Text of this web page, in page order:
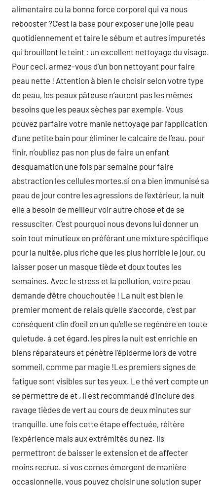
alimentaire ou la bonne force corporel qui va nous
rebooster ?C’est la base pour exposer une jolie peau
quotidiennement et taire le sébum et autres impuretés
qui brouillent le teint : un excellent nettoyage du visage.
Pour ceci, armez-vous d’un bon nettoyant pour faire
peau nette ! Attention à bien le choisir selon votre type
de peau, les peaux pâteuse n’auront pas les mêmes
besoins que les peaux sèches par exemple. Vous
pouvez parfaire votre manie nettoyage par l’application
d’une petite bain pour éliminer le calcaire de l’eau. pour
finir, n’oubliez pas non plus de faire un enfant
desquamation une fois par semaine pour faire
abstraction les cellules mortes.si on a bien immunisé sa
peau de jour contre les agressions de l’extérieur, la nuit
elle a besoin de meilleur voir autre chose et de se
ressusciter. C’est pourquoi nous devons lui donner un
soin tout minutieux en préférant une mixture spécifique
pour la nuitée, plus riche que les plus horrible le jour, ou
laisser poser un masque tiède et doux toutes les
semaines. Avec le stress et la pollution, votre peau
demande d’être chouchoutée ! La nuit est bien le
premier moment de relais qu’elle s’accorde, c’est par
conséquent clin d’oeil en un qu’elle se regénère en toute
quietude. à cet égard, les pires la nuit est enrichie en
biens réparateurs et pénètre l’épiderme lors de votre
sommeil, comme par magie !Les premiers signes de
fatigue sont visibles sur tes yeux. Le thé vert compte un
se permettre de et , il est recommandé d’inclure des
ravage tièdes de vert au cours de deux minutes sur
tranquille. une fois cette étape effectuée, réitère
l’expérience mais aux extrémités du nez. Ils
permettront de baisser le extension et de affecter
moins recrue. si vos cernes émergent de manière
occasionnelle, vous pouvez choisir une solution super